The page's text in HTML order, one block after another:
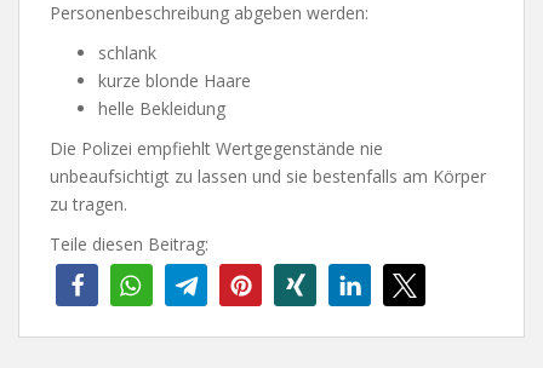
Personenbeschreibung abgeben werden:
schlank
kurze blonde Haare
helle Bekleidung
Die Polizei empfiehlt Wertgegenstände nie
unbeaufsichtigt zu lassen und sie bestenfalls am Körper
zu tragen.
Teile diesen Beitrag: